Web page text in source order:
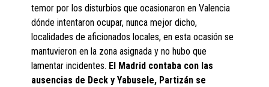
temor por los disturbios que ocasionaron en Valencia
dónde intentaron ocupar, nunca mejor dicho,
localidades de aficionados locales, en esta ocasión se
mantuvieron en la zona asignada y no hubo que
lamentar incidentes. El Madrid contaba con las
ausencias de Deck y Yabusele, Partizán se